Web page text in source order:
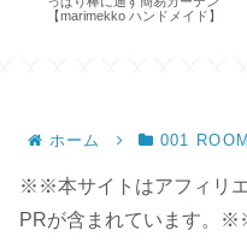
【marimekko ハンドメイド】
ホーム 001
※※本サイトはアフィリエ
PRが含まれています。